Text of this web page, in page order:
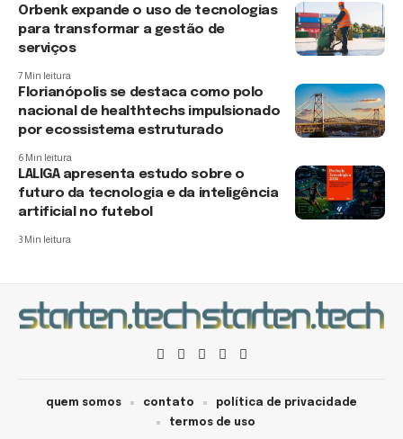
Orbenk expande o uso de tecnologias
para transformar a gestão de
serviços
7 Min leitura
Florianópolis se destaca como polo
nacional de healthtechs impulsionado
por ecossistema estruturado
6 Min leitura
LALIGA apresenta estudo sobre o
futuro da tecnologia e da inteligência
artificial no futebol
3 Min leitura
quem somos contato
política de privacidade
termos de uso